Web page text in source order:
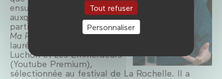
Tout refuser
Personnaliser
ensuite créé deux séries
auxquelles Avril Tembouret a
participé en tant qu’auteur :
Ma Pire Angoisse
(Canal+),
lauréate du festival de
Luchon etLes Emmerdeurs
(Youtube Premium),
sélectionnée au festival de La Rochelle. Il a